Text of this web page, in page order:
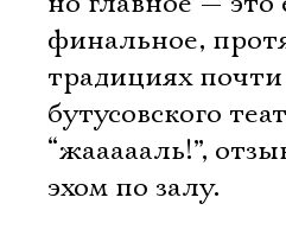
финальное,
традициях
бутусовского
“жаааааль!”,
эхом по залу.